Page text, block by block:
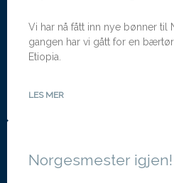
Vi har nå fått inn nye bønner til
gangen har vi gått for en
Etiopia.
LES MER
Norgesmester igjen!